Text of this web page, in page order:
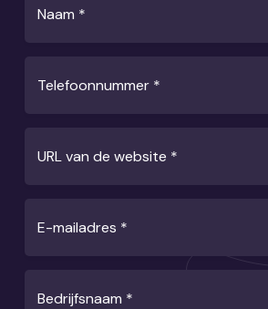
Naam *
Telefoonnummer *
URL van de website *
E-mailadres *
Bedrijfsnaam *